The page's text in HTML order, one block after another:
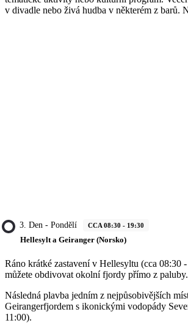
v divadle nebo živá hudba v některém z barů.
3. Den - Pondělí CCA 08:30 - 19:30
Hellesylt a Geiranger (Norsko)
Ráno krátké zastavení v Hellesyltu (cca 08:30
můžete obdivovat okolní fjordy přímo z paluby.
Následná plavba jedním z nejpůsobivějších
Geirangerfjordem s ikonickými vodopády
11:00).